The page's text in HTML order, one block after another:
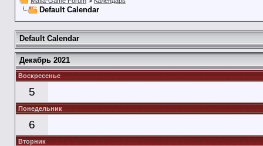
Default Calendar
Default Calendar
Декабрь 2021
Воскресенье
5
Понедельник
6
Вторник